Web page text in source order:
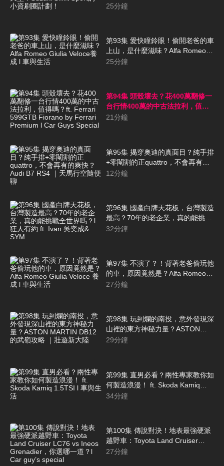
Swift Sport的小資刷圈計劃！
25分鐘
第93集 愛快瞳鈴眼！偷開老爸的車
上山，是什麼滋味？Alfa Romeo
Giulia Veloce養成 l 車與生活
25分鐘
第94集 頭殼壞去？花400萬翻修一
台行情400萬的中古法拉利，值得
嗎？ft. Ferrari 599GTB Fiorano
21分鐘
第95集 揭穿奧迪的真面目？純手排
+零閹割的正quattro，不會再有的
爽快？Audi B7 RS4 ｜天馬行空隨
12分鐘
第96集 國產白牌天花板，台灣製造
最高？70年的老企業，真的能挑戰
全世界嗎？l 狂人有約 ft. Ivan 吳奕
32分鐘
第97集 不演了？！背著老爸偷玩他
的車，原因竟然是？Alfa Romeo
Giulia Veloce 養成 l 車與生活
27分鐘
第98集 玩到爛的南投，意外發現深
山裡的東方神秘力量？ASTON
MARTIN DB12的武嶺攻略 ｜壯遊
29分鐘
第99集 直男必看？兩性專家教你如
何製造浪漫！ ft. Skoda Kamiq
1.5TSI l 車與生活
34分鐘
第100集 傳說對決！地表最強硬派
越野車：Toyota Land Cruiser
LC76 vs Ineos Grenadier，你選哪
27分鐘